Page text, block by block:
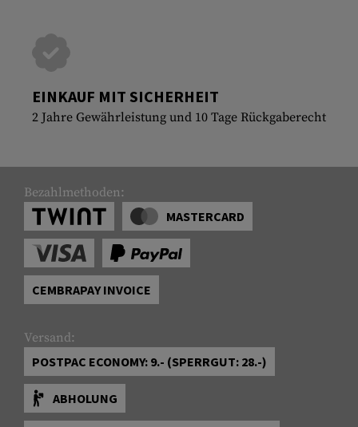
EINKAUF MIT SICHERHEIT
2 Jahre Gewährleistung und 10 Tage Rückgaberecht
Bezahlmethoden:
MASTERCARD
CEMBRAPAY INVOICE
Versand:
POSTPAC ECONOMY: 9.- (SPERRGUT: 28.-)
ABHOLUNG